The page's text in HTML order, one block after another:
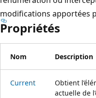
modifications apportées
Propriétés
Nom Description
Current
Obtient
actuelle de